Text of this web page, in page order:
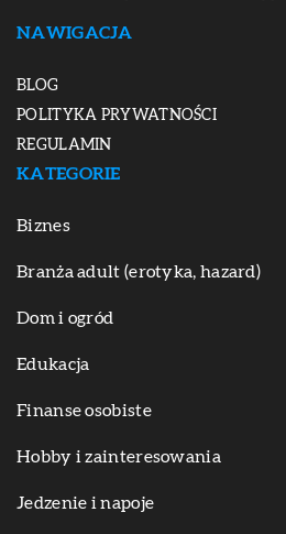
NAWIGACJA
BLOG
POLITYKA PRYWATNOŚCI
REGULAMIN
KATEGORIE
Biznes
Branża adult (erotyka, hazard)
Dom i ogród
Edukacja
Finanse osobiste
Hobby i zainteresowania
Jedzenie i napoje